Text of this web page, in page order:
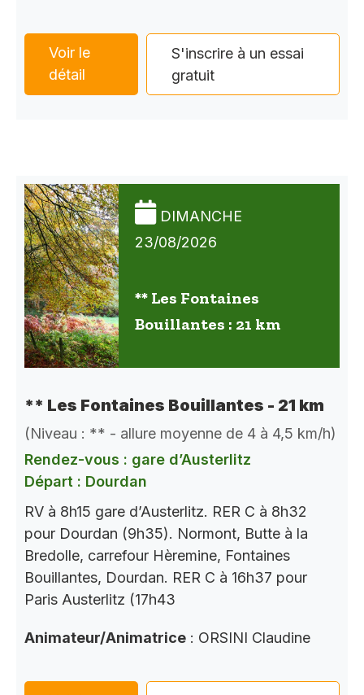
Voir le
détail
S'inscrire à un essai
gratuit
DIMANCHE
23/08/2026
** Les Fontaines
Bouillantes : 21 km
** Les Fontaines Bouillantes - 21 km
(Niveau : ** - allure moyenne de 4 à 4,5 km/h)
Rendez-vous : gare d’Austerlitz
Départ : Dourdan
RV à 8h15 gare d’Austerlitz. RER C à 8h32
pour Dourdan (9h35). Normont, Butte à la
Bredolle, carrefour Hèremine, Fontaines
Bouillantes, Dourdan. RER C à 16h37 pour
Paris Austerlitz (17h43
Animateur/Animatrice : ORSINI Claudine